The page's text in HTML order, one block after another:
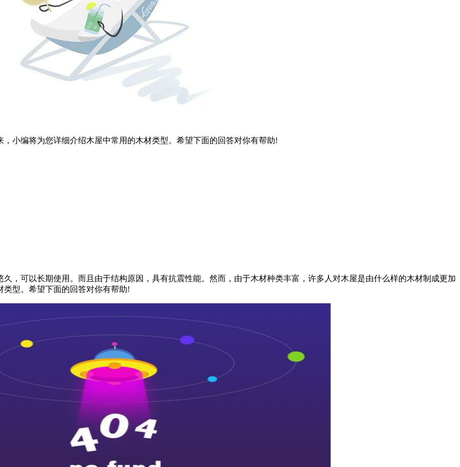
小编将为您详细介绍木屋中常用的木材类型。希望下面的回答对你有帮助!
可以长期使用。而且由于结构原因，具有抗震性能。然而，由于木材种类丰富，许多人对木屋是由什么样的木材制成更加
型。希望下面的回答对你有帮助!